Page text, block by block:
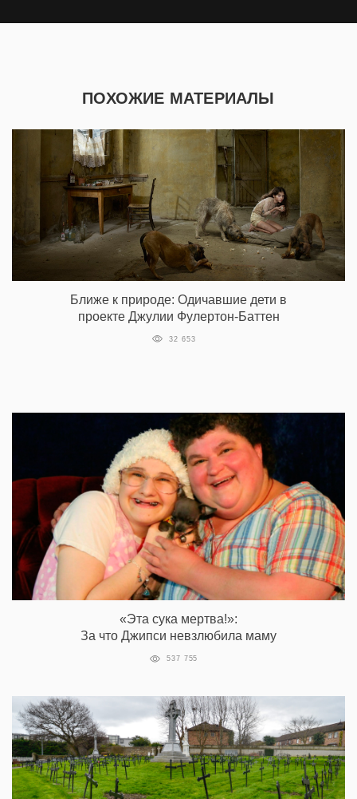
ПОХОЖИЕ МАТЕРИАЛЫ
Ближе к природе: Одичавшие дети в
проекте Джулии Фулертон-Баттен
32 653
«Эта сука мертва!»:
За что Джипси невзлюбила маму
537 755